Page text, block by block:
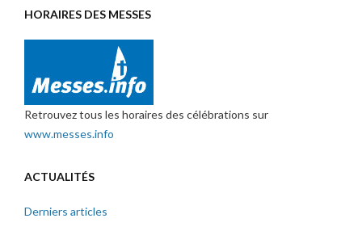
HORAIRES DES MESSES
Retrouvez tous les horaires des célébrations sur
www.messes.info
ACTUALITÉS
Derniers articles